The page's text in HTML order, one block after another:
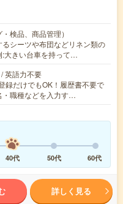
検品、商品管理）
シーツや布団などリネン類の
:大きい台車を持って…
英語力不要
だけでもOK！履歴書不要で
職種などを入力す…
40代 50代 60代
詳しく見る